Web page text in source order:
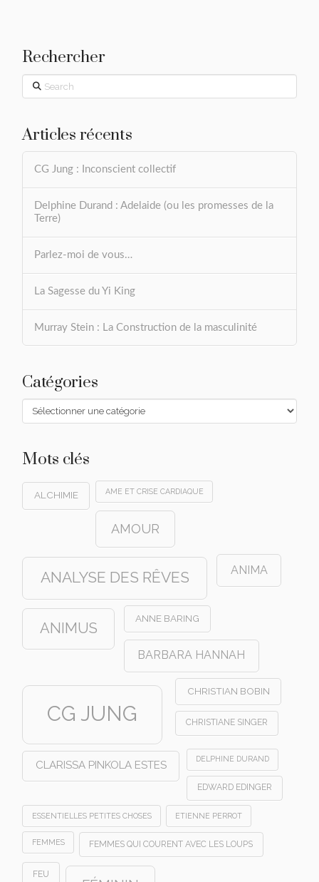
Rechercher
Search
Articles récents
CG Jung : Inconscient collectif
Delphine Durand : Adelaide (ou les promesses de la
Terre)
Parlez-moi de vous…
La Sagesse du Yi King
Murray Stein : La Construction de la masculinité
Catégories
Catégories
Mots clés
ALCHIMIE AME ET CRISE CARDIAQUE
AMOUR
ANALYSE DES RÊVES ANIMA
ANIMUS
ANNE BARING
BARBARA HANNAH
CG JUNG
CHRISTIAN BOBIN
CHRISTIANE SINGER
CLARISSA PINKOLA ESTES DELPHINE DURAND
EDWARD EDINGER
ESSENTIELLES PETITES CHOSES ETIENNE PERROT
FEMMES FEMMES QUI COURENT AVEC LES LOUPS
FEU